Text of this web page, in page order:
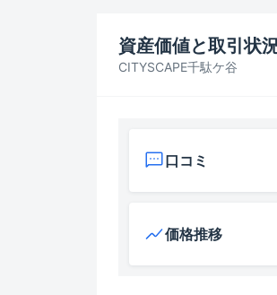
CITYSCAPE千駄ケ谷
資産価値と取引状
口コミ
価格推移